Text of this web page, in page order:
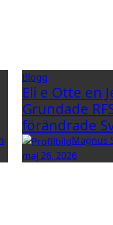
Blogg
Eli e Otte en
Grundade
förändrade
Magnus
maj 26, 2026